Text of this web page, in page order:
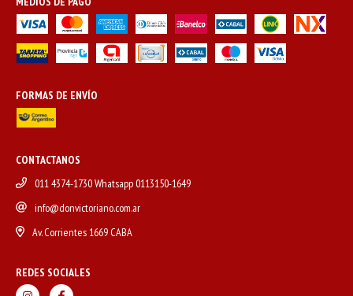
FORMAS DE ENVÍO
CONTACTANOS
011 4374-1730 Whatsapp 0113150-1649
info@donvictoriano.com.ar
Av. Corrientes 1669 CABA
REDES SOCIALES